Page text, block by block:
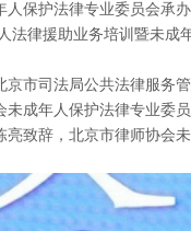
保护法律专业委员会承
法律援助业务培训暨未成
市司法局公共法律服务
成年人保护法律专业委
致辞，北京市律师协会